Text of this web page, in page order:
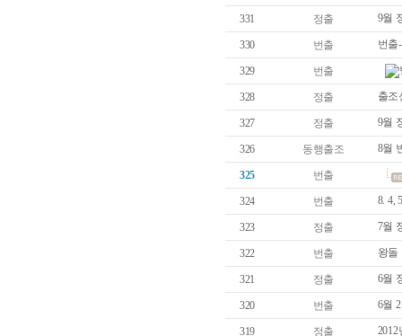
331 정출 9월
330 번출 번출
329 번출
328 정출 출조
327 정출 9월
326 동행출조 8월
325 번출
324 번출 8. 4,
323 정출 7월
322 번출 왕돌
321 정출 6월
320 번출 6월
319 정출